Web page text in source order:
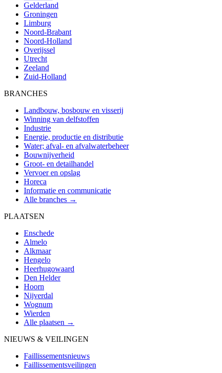
Gelderland
Groningen
Limburg
Noord-Brabant
Noord-Holland
Overijssel
Utrecht
Zeeland
Zuid-Holland
BRANCHES
Landbouw, bosbouw en visserij
Winning van delfstoffen
Industrie
Energie, productie en distributie
Water; afval- en afvalwaterbeheer
Bouwnijverheid
Groot- en detailhandel
Vervoer en opslag
Horeca
Informatie en communicatie
Alle branches →
PLAATSEN
Enschede
Almelo
Alkmaar
Hengelo
Heerhugowaard
Den Helder
Hoorn
Nijverdal
Wognum
Wierden
Alle plaatsen →
NIEUWS & VEILINGEN
Faillissementsnieuws
Faillissementsveilingen